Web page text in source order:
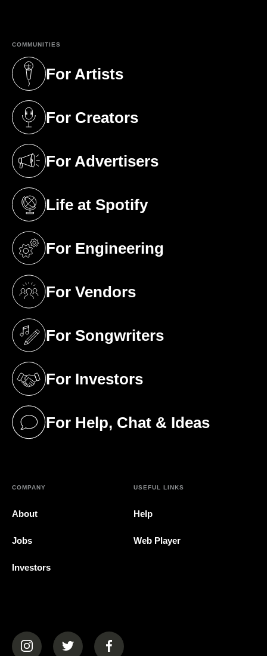
COMMUNITIES
For Artists
(opens in a new tab)
For Creators
(opens in a new tab)
For Advertisers
(opens in a new tab)
Life at Spotify
(opens in a new tab)
For Engineering
(opens in a new tab)
For Vendors
(opens in a new tab)
For Songwriters
(opens in a new tab)
For Investors
(opens in a new tab)
For Help, Chat & Ideas
(opens in a new tab)
COMPANY
About
Jobs
Investors
USEFUL LINKS
Help
Web Player
(opens in a new tab)(opens in a new tab)(opens in a new tab)